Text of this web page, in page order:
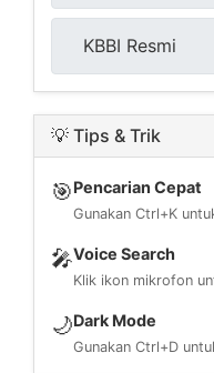
KBBI Resmi
💡 Tips & Trik
🎯Pencarian Cepat
Gunakan Ctrl+K
🎤Voice Search
Klik ikon mikrofon
🌙Dark Mode
Gunakan Ctrl+D